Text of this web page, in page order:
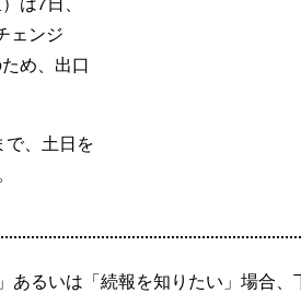
ェンジ
め、出口
、土日を
あるいは「続報を知りたい」場合、